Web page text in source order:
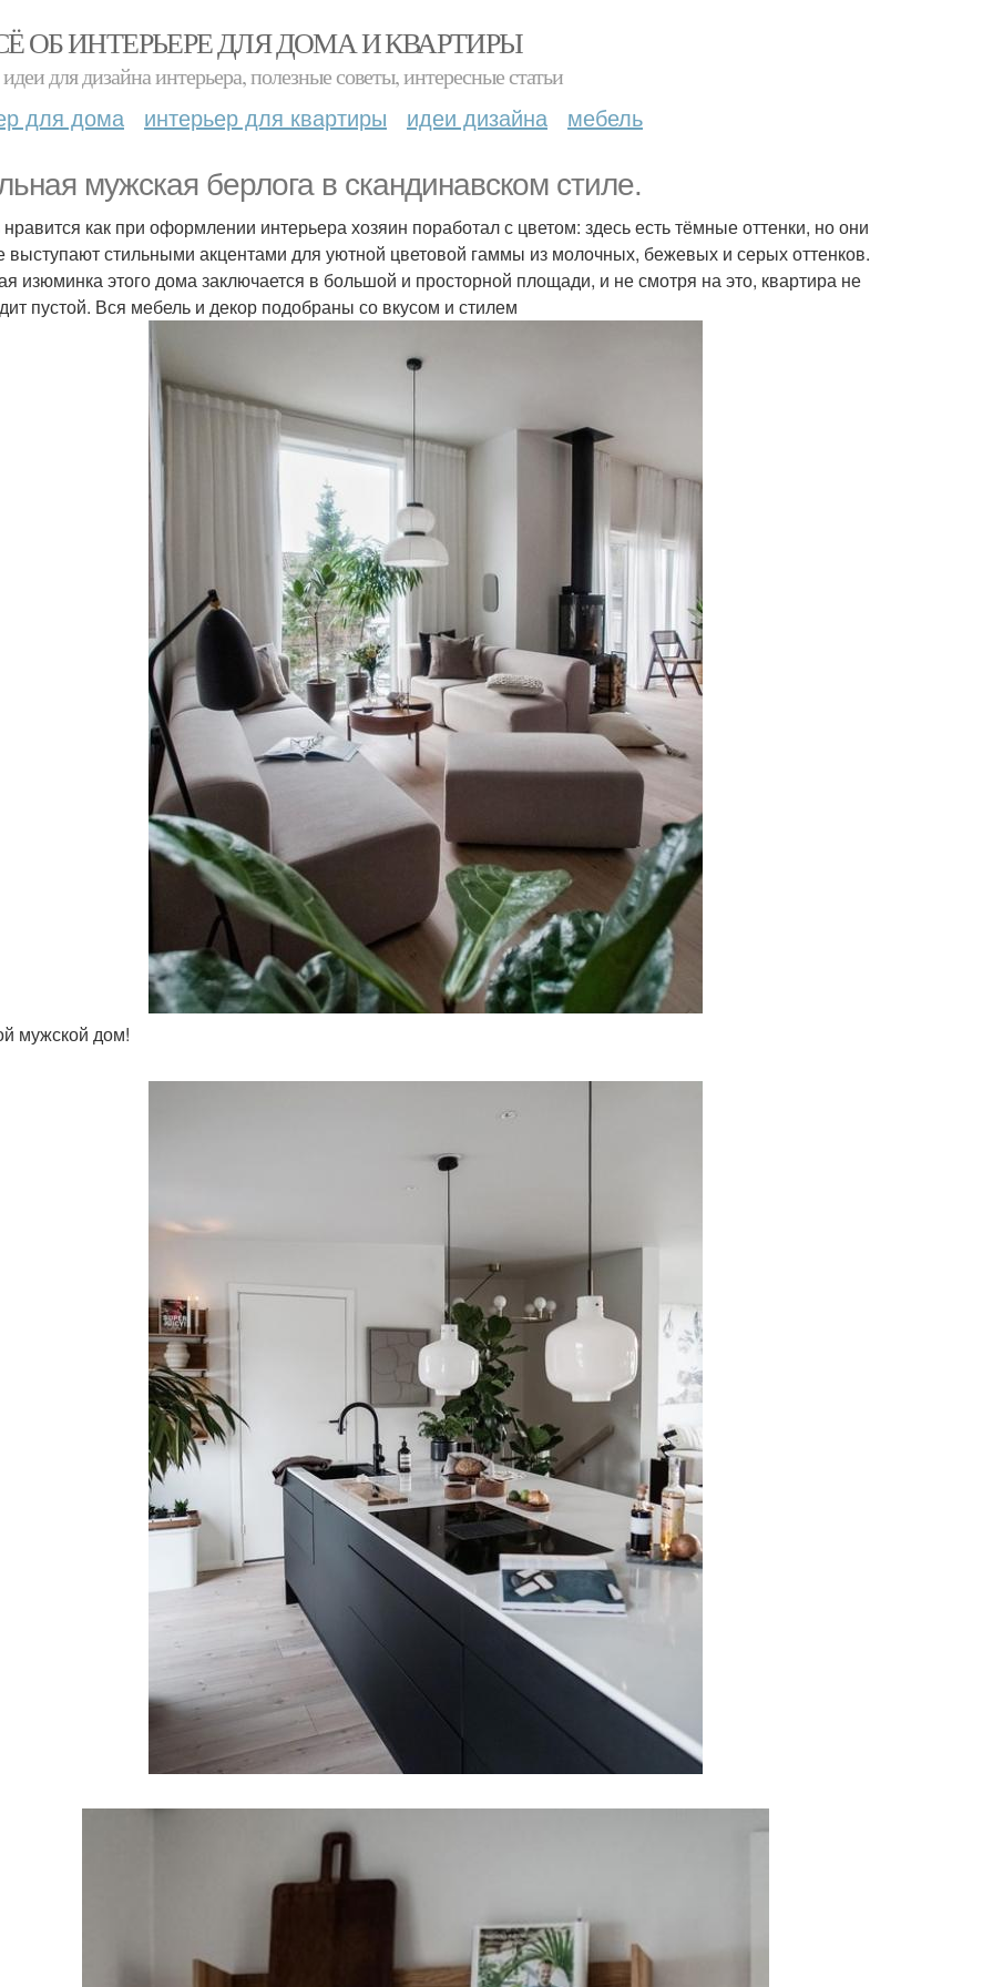
ОБ ИНТЕРЬЕРЕ ДЛЯ ДОМА И КВАРТИРЫ
для дизайна интерьера, полезные советы, интересные статьи
для дома интерьер для квартиры идеи дизайна мебель
мужская берлога в скандинавском стиле.
как при оформлении интерьера хозяин поработал с цветом: здесь есть тёмные оттенки, но они
выступают стильными акцентами для уютной цветовой гаммы из молочных, бежевых и серых оттенков.
изюминка этого дома заключается в большой и просторной площади, и не смотря на это, квартира не
пустой. Вся мебель и декор подобраны со вкусом и стилем
мужской дом!